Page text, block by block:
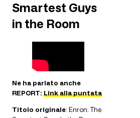
Smartest Guys
in the Room
Ne ha parlato anche
REPORT: Link alla puntata
Titolo originale: Enron: The